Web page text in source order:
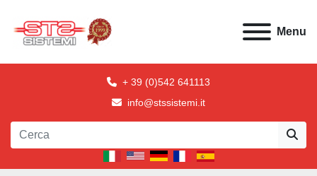
Menu
+ 39 (0)542 641113
info@stssistemi.it